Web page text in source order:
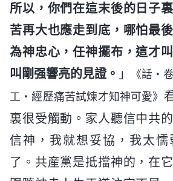
所以，你們在這末後的日子
苦再大也應走到底，哪怕最
為神忠心，任神擺布，這才
叫剛强響亮的見證。 」
《話・
工・經歷痛苦試煉才知神可愛》
裏很受觸動。家人聽信中共
信神，我就想妥協，我太
了。共産黨是抵擋神的，在